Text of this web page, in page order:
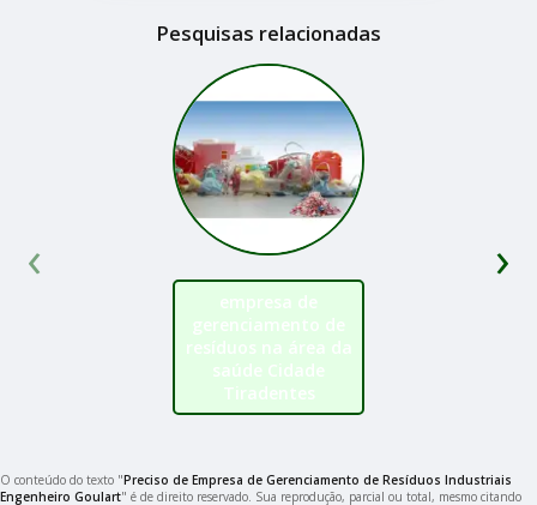
Pesquisas relacionadas
empresa de
gerenciamento de
resíduos na área da
saúde Cidade
Tiradentes
‹ ›
O conteúdo do texto "Preciso de Empresa de Gerenciamento de Resíduos Industriais
Engenheiro Goulart" é de direito reservado. Sua reprodução, parcial ou total, mesmo citando